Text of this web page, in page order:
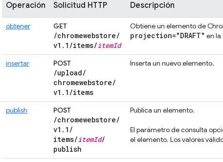
Operación Solicitud HTTP Descripción
obtener GET
/chromewebstore/
v1 . 1 /items/itemId
Obtiene un elemento de
projection="DRAFT" en la
insertar POST
/upload/
chromewebstore/
v1 . 1 /items
Inserta un nuevo elemento.
publish POST
/chromewebstore/
v1 . 1 /
items/itemId/
publish
Publica un elemento.
El parámetro de consulta
el elemento. Los valores